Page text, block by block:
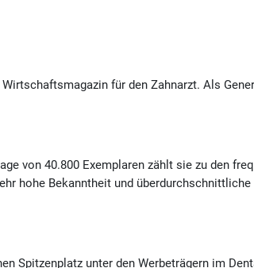
für den Zahnarzt. Als
von 40.800 Exemplaren zählt sie zu den
hohe Bekanntheit und
Spitzenplatz unter den Werbeträgern im